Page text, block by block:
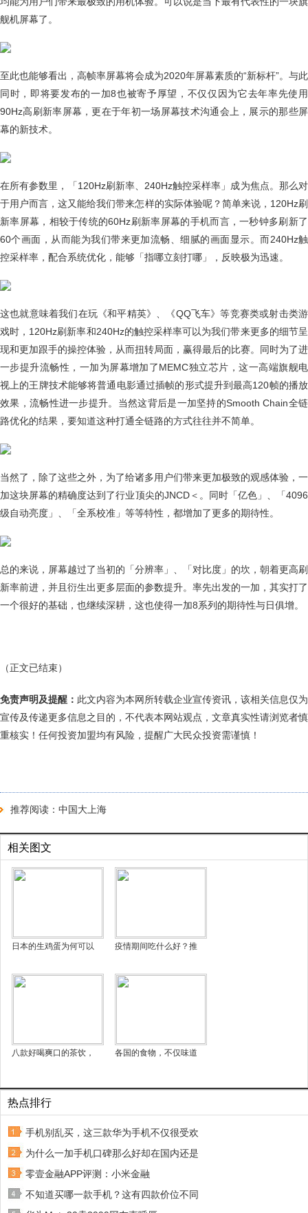
舰机屏幕了。
至此也能够看出，高帧率屏幕将会成为2020年屏幕素质的“新标杆”。与此
同时，即将要发布的一加8也被寄予厚望，不仅仅因为它去年率先使用
90Hz高刷新率屏幕，更在于年初一场屏幕技术沟通会上，展示的那些屏
幕的新技术。
在所有参数里，「120Hz刷新率、240Hz触控采样率」成为焦点。那么对
于用户而言，这又能给我们带来怎样的实际体验呢？简单来说，120Hz刷
新率屏幕，相较于传统的60Hz刷新率屏幕的手机而言，一秒钟多刷新了
60个画面，从而能为我们带来更加流畅、细腻的画面显示。而240Hz触
控采样率，配合系统优化，能够「指哪立刻打哪」，反映极为迅速。
这也就意味着我们在玩《和平精英》、《QQ飞车》等竞赛类或射击类游
戏时，120Hz刷新率和240Hz的触控采样率可以为我们带来更多的细节呈
现和更加跟手的操控体验，从而扭转局面，赢得最后的比赛。同时为了进
一步提升流畅性，一加为屏幕增加了MEMC独立芯片，这一高端旗舰电
视上的王牌技术能够将普通电影通过插帧的形式提升到最高120帧的播放
效果，流畅性进一步提升。当然这背后是一加坚持的Smooth Chain全链
路优化的结果，要知道这种打通全链路的方式往往并不简单。
当然了，除了这些之外，为了给诸多用户们带来更加极致的观感体验，一
加这块屏幕的精确度达到了行业顶尖的JNCD＜。同时「亿色」、「4096
级自动亮度」、「全系校准」等等特性，都增加了更多的期待性。
总的来说，屏幕越过了当初的「分辨率」、「对比度」的坎，朝着更高刷
新率前进，并且衍生出更多层面的参数提升。率先出发的一加，其实打了
一个很好的基础，也继续深耕，这也使得一加8系列的期待性与日俱增。
（正文已结束）
免责声明及提醒： 此文内容为本网所转载企业宣传资讯，该相关信息仅为
宣传及传递更多信息之目的，不代表本网站观点，文章真实性请浏览者慎
重核实！任何投资加盟均有风险，提醒广大民众投资需谨慎！
推荐阅读： 中国大上海
相关图文
日本的生鸡蛋为何可以 疫情期间吃什么好？推
八款好喝爽口的茶饮， 各国的食物，不仅味道
热点排行
手机别乱买，这三款华为手机不仅很受欢
为什么一加手机口碑那么好却在国内还是
零壹金融APP评测：小米金融
不知道买哪一款手机？这有四款价位不同